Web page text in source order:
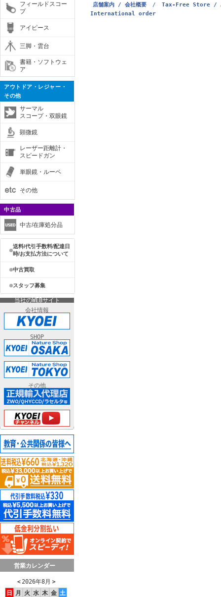
フィールドスコー
プ
アイピース
三脚・雲台
書籍・ソフトウェ
ア
アウトドア・レジャー・
その他
サーマル
スコープ・双眼鏡
顕微鏡
レーザー距離計・
スピードガン
単眼鏡・ルーペ
その他
中古品
中古/在庫処分品
送料/代引手数料/配達日
時/お支払方法について
中古買取
スタッフ募集
当社のWEBサイト
会社情報
SHOP
その他
営業カレンダー
＜ 2026年8月 ＞
日
月 火 水 木 金 土
店舗案内 / 会社概要 /
Tax-Free Store /
International order